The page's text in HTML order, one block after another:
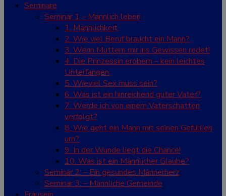
Seminare
Seminar 1 – Männlich leben
1. Männlichkeit
2. Wie viel Beruf braucht ein Mann?
3. Wenn Muttern mir ins Gewissen redet!
4. Die Prinzessin erobern – kein leichtes
Unterfangen.
5. Wieviel Sex muss sein?
6. Was ist ein hinreichend guter Vater?
7. Werde ich von einem Vaterschatten
verfolgt?
8. Wie geht ein Mann mit seinen Gefühlen
um?
9. In der Wunde liegt die Chance!
10. Was ist ein Männlicher Glaube?
Seminar 2: – Ein gesundes Männerherz
Seminar 3: – Männliche Gemeinde